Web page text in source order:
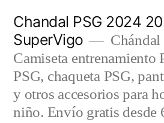
contenido
Chandal PSG 2024
SuperVigo
Camiseta entrenamiento
PSG, chaqueta PSG,
y otros accesorios para
niño. Envío gratis desde